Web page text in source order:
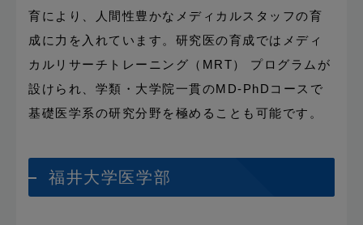
育により、人間性豊かなメディカルスタッフの育
成に力を入れています。研究医の育成ではメディ
カルリサーチトレーニング（MRT） プログラムが
設けられ、学類・大学院一貫のMD-PhDコースで
基礎医学系の研究分野を極めることも可能です。
福井大学医学部